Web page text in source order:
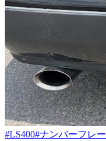
#LS400#ナンバーフレ